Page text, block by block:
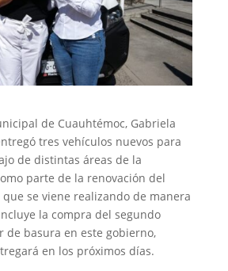
de Cuauhtémoc, Gabriela
tres vehículos nuevos para
de distintas áreas de la
parte de la renovación del
se viene realizando de manera
la compra del segundo
de basura en este gobierno,
en los próximos días.